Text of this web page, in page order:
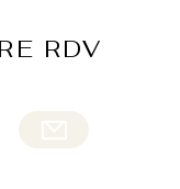
RDV